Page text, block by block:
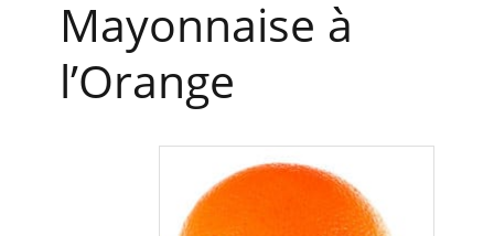
Mayonnaise à
l’Orange